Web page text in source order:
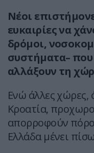
Νέοι
ευκαιρίες να
δρόμοι,
συστήματα–
αλλάξουν τη
Ενώ άλλες χώρες,
Κροατία,
απορροφούν
Ελλάδα μένει